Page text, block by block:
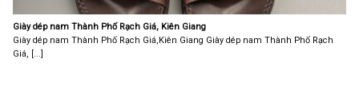
Giày dép nam Thành Phố Rạch Giá, Kiên Giang
Giày dép nam Thành Phố Rạch Giá,Kiên Giang Giày dép nam Thành Phố Rạch
Giá, [...]